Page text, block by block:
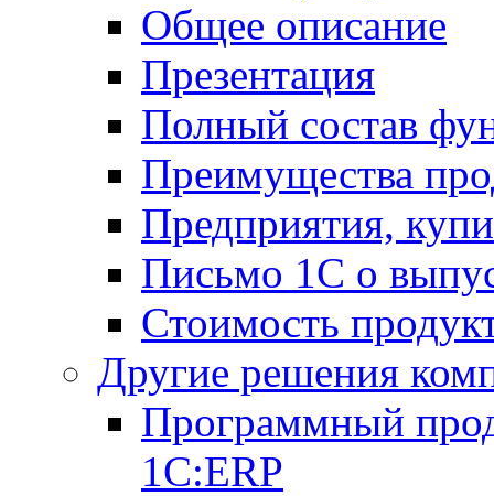
Общее описание
Презентация
Полный состав
Преимущества
Предприятия,
Письмо 1С о
Стоимость
Другие решения
Программный
1С:ERP